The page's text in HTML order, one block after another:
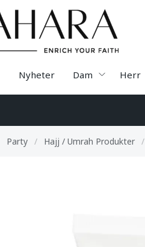
Nyheter Dam Herr
Party / Hajj / Umrah Produkter /